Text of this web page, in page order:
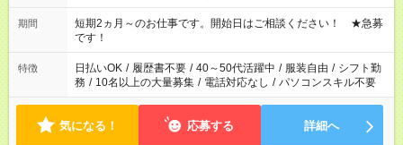
家庭の都合でお休みが必要な場合も遠慮なくご相談ください。
※週最低15時間以上の勤務が必要です
期間
短期2ヵ月～のお仕事です。開始日はご相談ください！ ★急募
です！
特徴 日払いOK / 履歴書不要 / 40～50代活躍中 / 服装自由 / シフト勤
務 / 10名以上の大量募集 / 電話対応なし / パソコンスキル不要
気になる！ 応募する 詳細へ